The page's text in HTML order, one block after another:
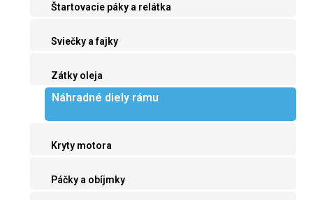
Štartovacie páky a relátka
Sviečky a fajky
Zátky oleja
Náhradné diely rámu
Kryty motora
Páčky a obíjmky